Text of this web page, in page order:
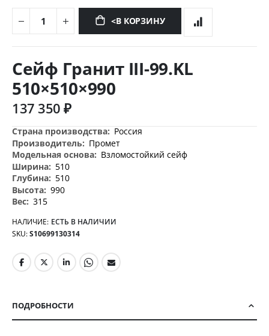
<В КОРЗИНУ
началу
изображений
Сейф Гранит III-99.KL
510×510×990
137 350 ₽
Дополнительная
информация
Россия
Промет
Взломостойкий сейф
510
510
990
315
НАЛИЧИЕ: ЕСТЬ В НАЛИЧИИ
SKU S10699130314
ПОДРОБНОСТИ